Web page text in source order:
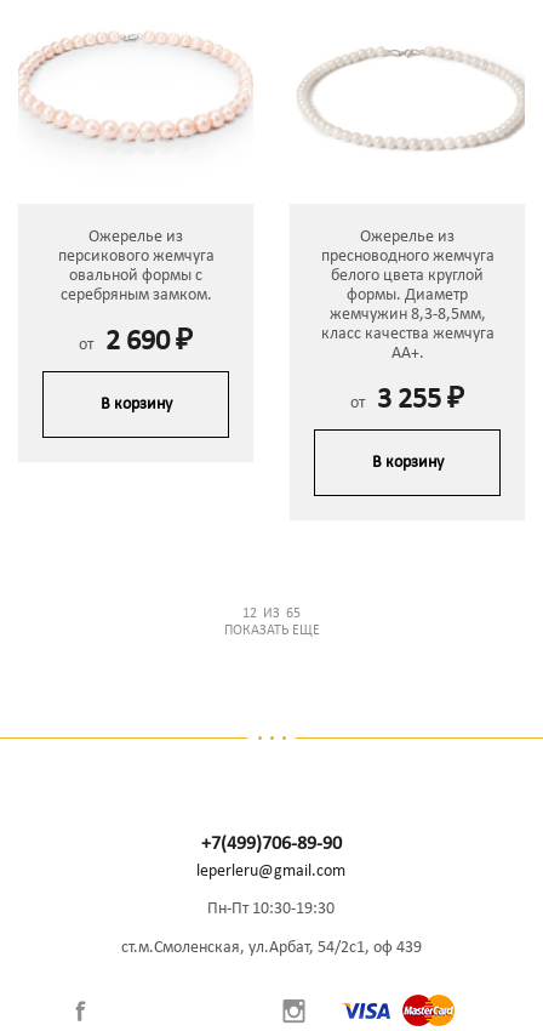
Ожерелье из
персикового жемчуга
овальной формы с
серебряным замком.
от 2 690 ₽
В корзину
Ожерелье из
пресноводного жемчуга
белого цвета круглой
формы. Диаметр
жемчужин 8,3-8,5мм,
класс качества жемчуга
АА+.
от 3 255 ₽
В корзину
12 ИЗ 65
ПОКАЗАТЬ ЕЩЕ
+7(499)706-89-90
leperleru@gmail.com
Пн-Пт 10:30-19:30
ст.м.Смоленская, ул.Арбат, 54/2с1, оф 439